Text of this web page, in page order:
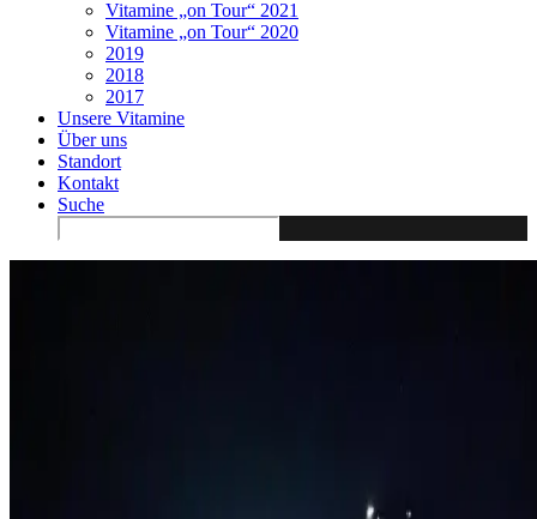
Vitamine „on Tour“ 2021
Vitamine „on Tour“ 2020
2019
2018
2017
Unsere Vitamine
Über uns
Standort
Kontakt
Suche
Search
for: